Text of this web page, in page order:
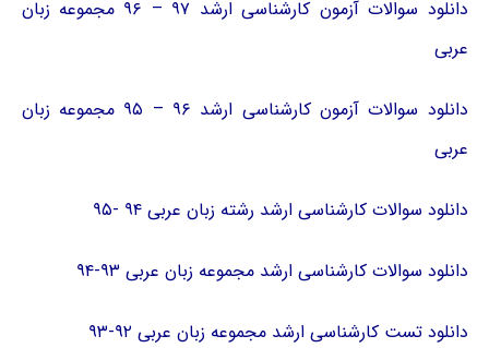
دانلود سوالات آزمون کارشناسی ارشد ۹۷ – ۹۶ مجموعه زبان
عربی
دانلود سوالات آزمون کارشناسی ارشد ۹۶ – ۹۵ مجموعه زبان
عربی
دانلود سوالات کارشناسی ارشد رشته زبان عربی ۹۴ -۹۵
دانلود سوالات کارشناسی ارشد مجموعه زبان عربی ۹۳-۹۴
دانلود تست کارشناسی ارشد مجموعه زبان عربی ۹۲-۹۳